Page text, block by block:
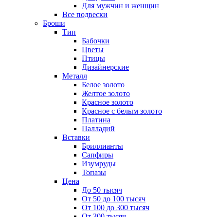
Для мужчин и женщин
Все подвески
Броши
Тип
Бабочки
Цветы
Птицы
Дизайнерские
Металл
Белое золото
Желтое золото
Красное золото
Красное с белым золото
Платина
Палладий
Вставки
Бриллианты
Сапфиры
Изумруды
Топазы
Цена
До 50 тысяч
От 50 до 100 тысяч
От 100 до 300 тысяч